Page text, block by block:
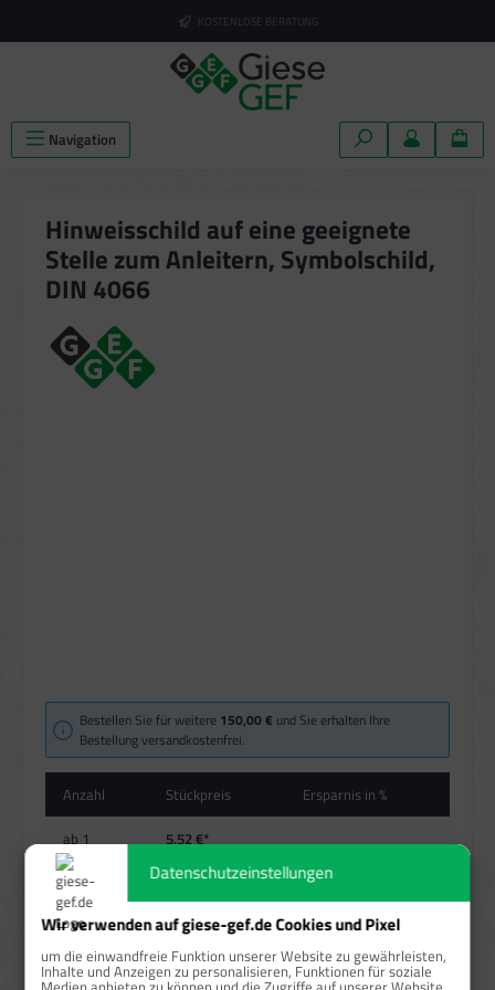
KOSTENLOSE BERATUNG
Navigation
Hinweisschild auf eine geeignete
Stelle zum Anleitern, Symbolschild,
DIN 4066
Bestellen Sie für weitere 150,00 € und Sie erhalten Ihre
Bestellung versandkostenfrei.
Anzahl Stückpreis
Ersparnis in %
ab1 5,52 €*
ab10 4,92 €* 10,87 %
ab25 4,68 €* 15,22 %
ab50 4,19 €* 24,09 %
Datenschutzeinstellungen
Wir verwenden auf giese-gef.de Cookies und Pixel
um die einwandfreie Funktion unserer Website zu gewährleisten,
Inhalte und Anzeigen zu personalisieren, Funktionen für soziale